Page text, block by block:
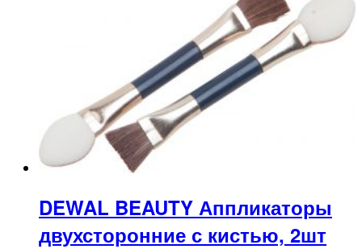
DEWAL BEAUTY Аппликаторы
двухсторонние с кистью, 2шт